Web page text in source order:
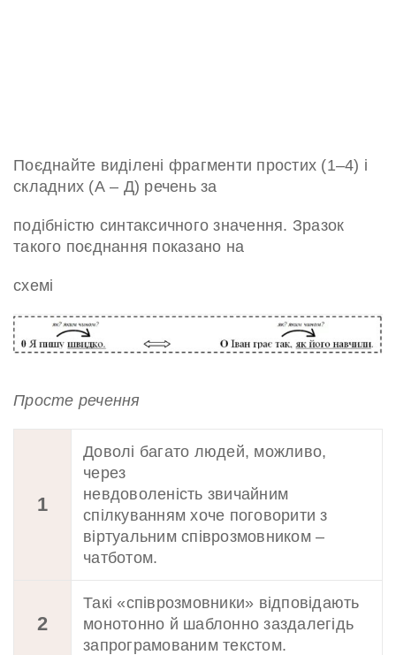
Поєднайте виділені фрагменти простих (1–4) і
складних (А – Д) речень за
подібністю синтаксичного значення. Зразок
такого поєднання показано на
схемі
Просте речення
1
Доволі багато людей, можливо,
через
невдоволеність звичайним
спілкуванням хоче поговорити з
віртуальним співрозмовником –
чатботом.
2
Такі «співрозмовники» відповідають
монотонно й шаблонно заздалегідь
запрограмованим текстом.